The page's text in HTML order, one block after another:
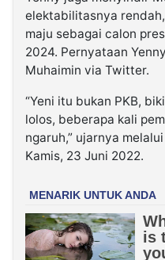
elektabilitasnya
maju sebagai calon
2024. Pernyataan
Muhaimin via Twitter.
“Yeni itu bukan PKB,
lolos, beberapa kali
ngaruh,” ujarnya
Kamis, 23 Juni 2022.